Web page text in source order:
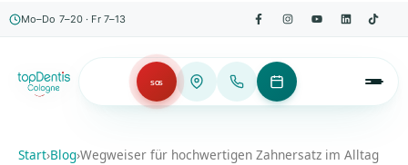
Mo–Do 7–20 · Fr 7–13
SOS
Start›Blog›Wegweiser für hochwertigen Zahnersatz im Alltag